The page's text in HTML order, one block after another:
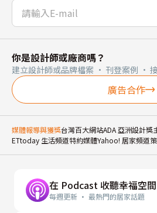
你是設計師或廠商嗎？
建立設計師或品牌檔案 · 刊登案例 ·
廣告合作
媒體報導與獲獎台灣百大網站ADA 亞洲設計獎
ETtoday 生活頻道特約媒體Yahoo! 居家頻道
在 Podcast 收聽幸福空間
每週更新 · 最熱門的居家話題